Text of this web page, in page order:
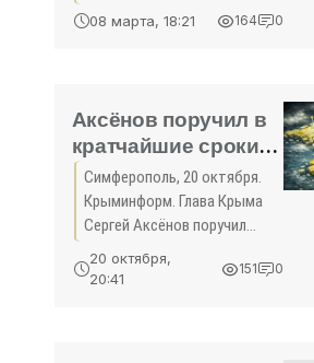
«Политика»
Симферополь» В преддверии
туристического сезона 2016
потоки.Председатель
комитета Госсовета
08 марта, 18:21 164 0
Аксёнов поручил в
кратчайшие сроки
устранить
проблемы с
теплоснабжением
жилфонда и
соцобъектов -
Симферополь, 20 октября.
Крыминформ. Глава Крыма
Сергей Аксёнов поручил
проблемы с
20 октября,
20:41
151 0